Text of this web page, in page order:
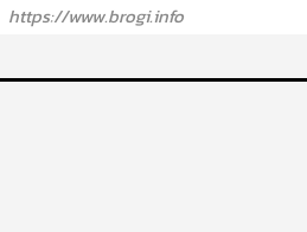
https://www.brogi.info